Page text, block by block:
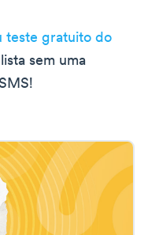
teste gratuito do
sem uma